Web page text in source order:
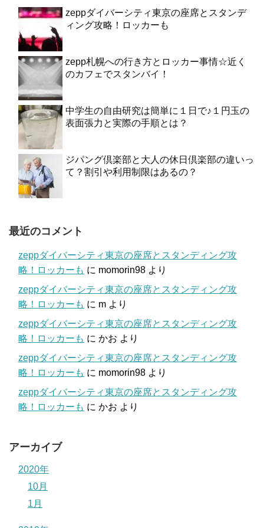
zeppダイバーシティ東京の座席とスタンデ
ィング攻略！ロッカーも
zepp札幌への行き方とロッカー事情☆近く
のカフェでスタンバイ！
中学生の自由研究は簡単に１日で♪１円玉の
表面張力と実際の手順とは？
ジパング倶楽部と大人の休日倶楽部の違いっ
て？割引や利用制限はあるの？
最近のコメント
zeppダイバーシティ東京の座席とスタンディング攻
略！ロッカーも に momorin98 より
zeppダイバーシティ東京の座席とスタンディング攻
略！ロッカーも に m より
zeppダイバーシティ東京の座席とスタンディング攻
略！ロッカーも に かお より
zeppダイバーシティ東京の座席とスタンディング攻
略！ロッカーも に momorin98 より
zeppダイバーシティ東京の座席とスタンディング攻
略！ロッカーも に かお より
アーカイブ
2020年
10月
1月